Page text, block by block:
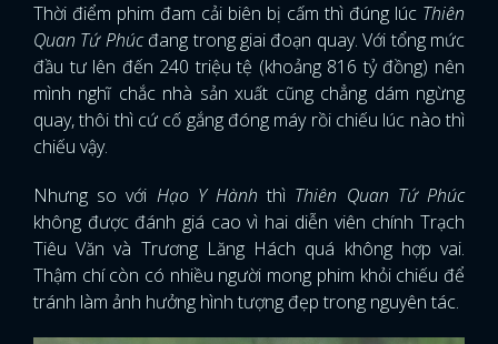
Thời điểm phim đam cải biên bị cấm thì đúng lúc Thiên
Quan Tứ Phúcđang trong giai đoạn quay. Với tổng mức
đầu tư lên đến 240 triệu tệ (khoảng 816 tỷ đồng) nên
mình nghĩ chắc nhà sản xuất cũng chẳng dám ngừng
quay, thôi thì cứ cố gắng đóng máy rồi chiếu lúc nào thì
chiếu vậy.
Nhưng so với Hạo Y Hành thì Thiên Quan Tứ Phúc
không được đánh giá cao vì hai diễn viên chính Trạch
Tiêu Văn và Trương Lăng Hách quá không hợp vai.
Thậm chí còn có nhiều người mong phim khỏi chiếu để
tránh làm ảnh hưởng hình tượng đẹp trong nguyên tác.